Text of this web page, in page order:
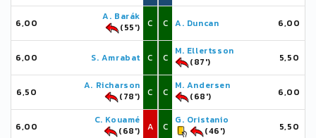
6,00
A. Barák
(55')
C
6,00 S. Amrabat C
6,50
A. Richarson
(78')
C
6,00
C. Kouamé
(68')
A
C A. Duncan 6,00
C
M. Ellertsson
(87')
5,50
C
M. Andersen
(68')
6,00
C
G. Oristanio
(46')
5,50